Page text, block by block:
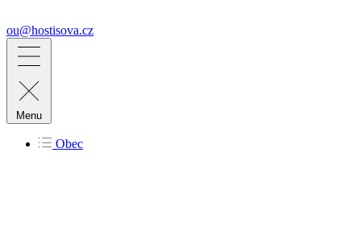
ou@hostisova.cz
Menu
Obec